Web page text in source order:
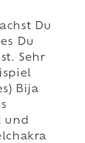
Du
Du
Sehr
Bija
und